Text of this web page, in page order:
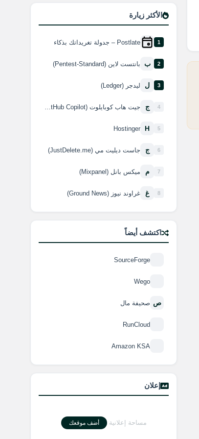
الأكثر زيارة
1 Postlate – جدولة تغريداتك بذكاء
2 ب بانتست لاين (Pentest-Standard)
3 ل ليدجر (Ledger)
4 ج
5
H
Hostinger
6 ج جاست ديليت مي (JustDelete.me)
7 م ميكس بانل (Mixpanel)
8 غ غراوند نيوز (Ground News)
اكتشف أيضاً
SourceForge
Wego
ص صحيفة مال
RunCloud
Amazon KSA
إعلان
مساحة إعلانية أضف موقعك